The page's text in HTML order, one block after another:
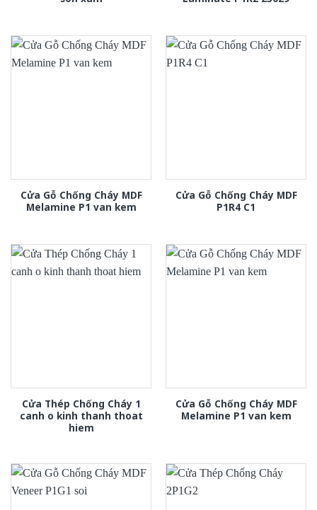
Cửa Gỗ Chống Cháy MDF
Melamine P1 van kem
Cửa Gỗ Chống Cháy MDF
P1R4 C1
Cửa Thép Chống Cháy 1
canh o kinh thanh thoat
hiem
Cửa Gỗ Chống Cháy MDF
Melamine P1 van kem